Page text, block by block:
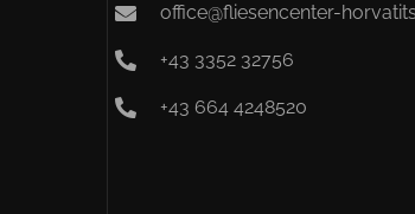
office@fliesencenter-
+43 3352 32756
+43 664 4248520